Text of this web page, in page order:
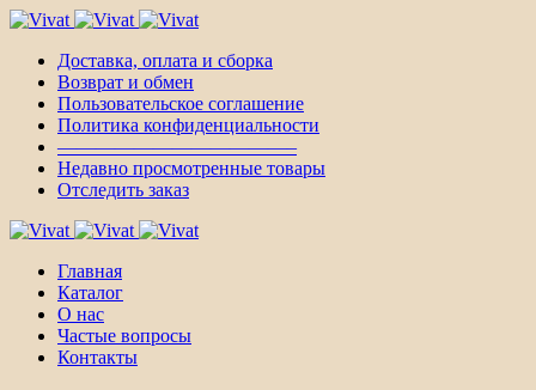
Доставка, оплата и сборка
Возврат и обмен
Пользовательское соглашение
Политика конфиденциальности
————————————–
Недавно просмотренные товары
Отследить заказ
Главная
Каталог
О нас
Частые вопросы
Контакты